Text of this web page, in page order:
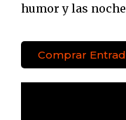
humor y las
Comprar